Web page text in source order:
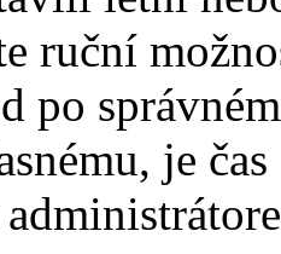
ruční
po
je